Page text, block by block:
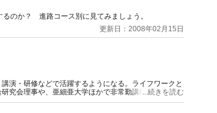
のか？ 進路コース別に見てみましょう。
更新日：2008年02月15日
演・研修などで活躍するようになる。ライフワークと
究会理事や、亜細亜大学ほかで非常勤講師も務める。
...続きを読む